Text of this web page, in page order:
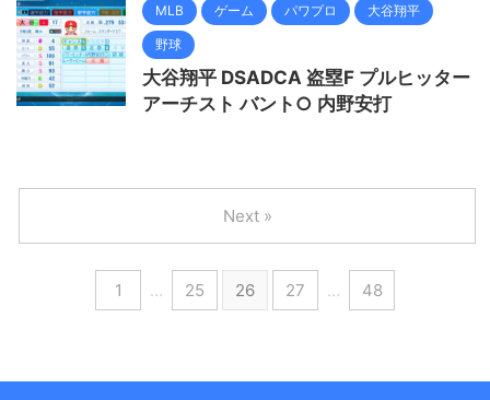
MLB ゲーム パワプロ 大谷翔平
野球
大谷翔平 DSADCA 盗塁F プルヒッター
アーチスト バント○ 内野安打
1 … 25 26 27 … 48
Next »